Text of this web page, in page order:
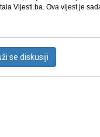
Vijesti.ba. Ova vijest je
se diskusiji